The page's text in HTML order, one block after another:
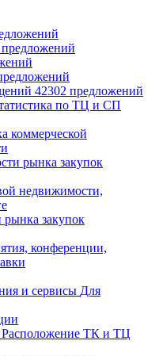
предложений
42302 предложений
по ТЦ и СП
коммерческой
рынка закупок
недвижимости,
рынка закупок
конференции,
и сервисы Для
Расположение ТК и ТЦ